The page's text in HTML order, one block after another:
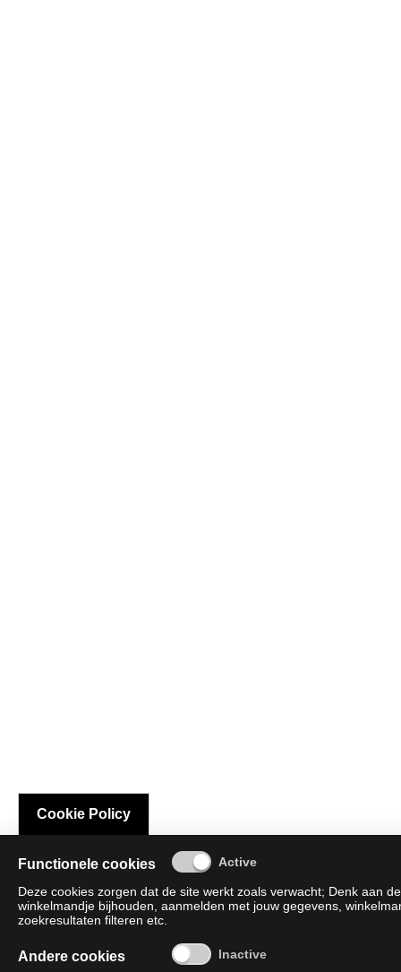
Cookie Policy
Functionele cookies
Deze cookies zorgen dat de site werkt zoals verwacht; Denk aan
winkelmandje bijhouden, aanmelden met jouw gegevens,
zoekresultaten filteren etc.
Andere cookies